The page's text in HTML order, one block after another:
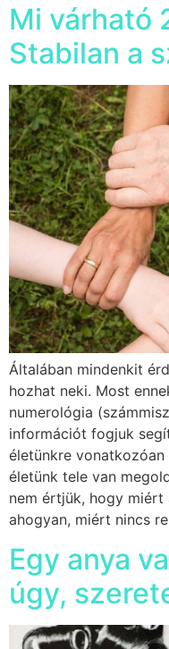
Mi várható
Stabilan a
Általában mindenkit
hozhat neki. Most
numerológia
információt fogjuk
életünkre
életünk tele van
nem értjük, hogy miért
ahogyan, miért nincs
Egy anya
úgy,